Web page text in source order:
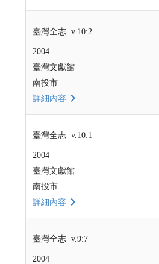
臺灣全志 v.10:2
2004
臺灣文獻館
南投市
詳細內容
臺灣全志 v.10:1
2004
臺灣文獻館
南投市
詳細內容
臺灣全志 v.9:7
2004